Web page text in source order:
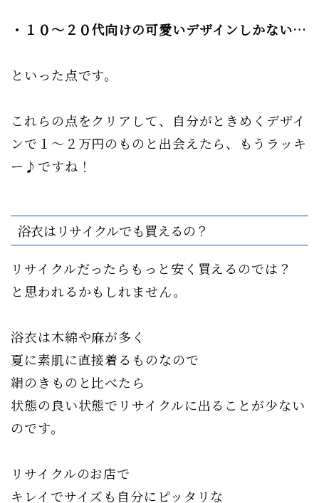
・１０〜２０代向けの可愛いデザインしかない…
といった点です。
これらの点をクリアして、自分がときめくデザイ
ンで１〜２万円のものと出会えたら、もうラッキ
ー♪ですね！
浴衣はリサイクルでも買えるの？
リサイクルだったらもっと安く買えるのでは？
と思われるかもしれません。
浴衣は木綿や麻が多く
夏に素肌に直接着るものなので
絹のきものと比べたら
状態の良い状態でリサイクルに出ることが少ない
のです。
リサイクルのお店で
キレイでサイズも自分にピッタリな